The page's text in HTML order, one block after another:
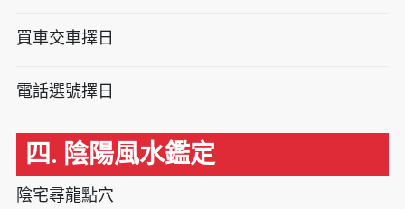
買車交車擇日
電話選號擇日
四. 陰陽風水鑑定
陰宅尋龍點穴